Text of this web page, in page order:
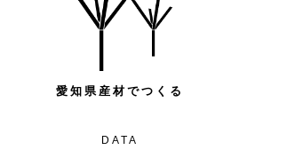
愛知県産材でつくる
DATA